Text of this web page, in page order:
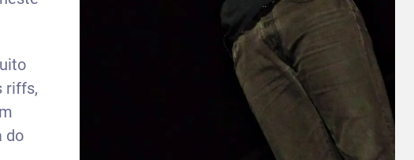
riffs,
do